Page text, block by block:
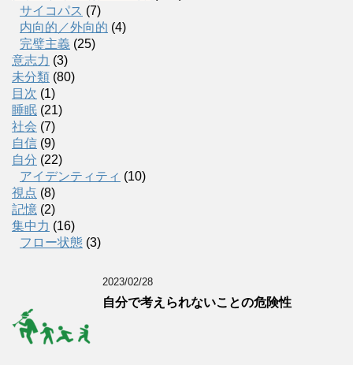
サイコパス (7)
内向的／外向的 (4)
完璧主義 (25)
意志力 (3)
未分類 (80)
目次 (1)
睡眠 (21)
社会 (7)
自信 (9)
自分 (22)
アイデンティティ (10)
視点 (8)
記憶 (2)
集中力 (16)
フロー状態 (3)
2023/02/28
自分で考えられないことの危険性